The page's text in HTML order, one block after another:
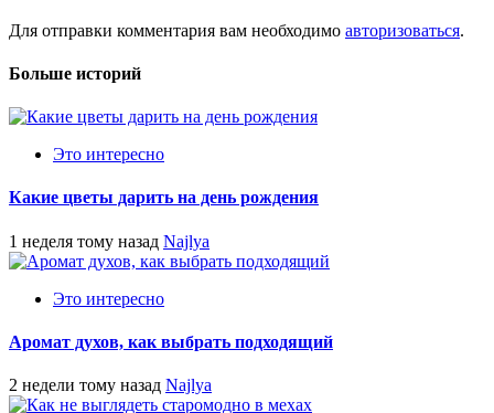
Для отправки комментария вам необходимо авторизоваться.
Больше историй
Это интересно
Какие цветы дарить на день рождения
1 неделя тому назад Najlya
Это интересно
Аромат духов, как выбрать подходящий
2 недели тому назад Najlya